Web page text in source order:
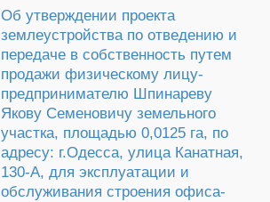
Об утверждении проекта
землеустройства по отведению и
передаче в собственность путем
продажи физическому лицу-
предпринимателю Шпинареву
Якову Семеновичу земельного
участка, площадью 0,0125 га, по
адресу: г.Одесса, улица Канатная,
130-А, для эксплуатации и
обслуживания строения офиса-